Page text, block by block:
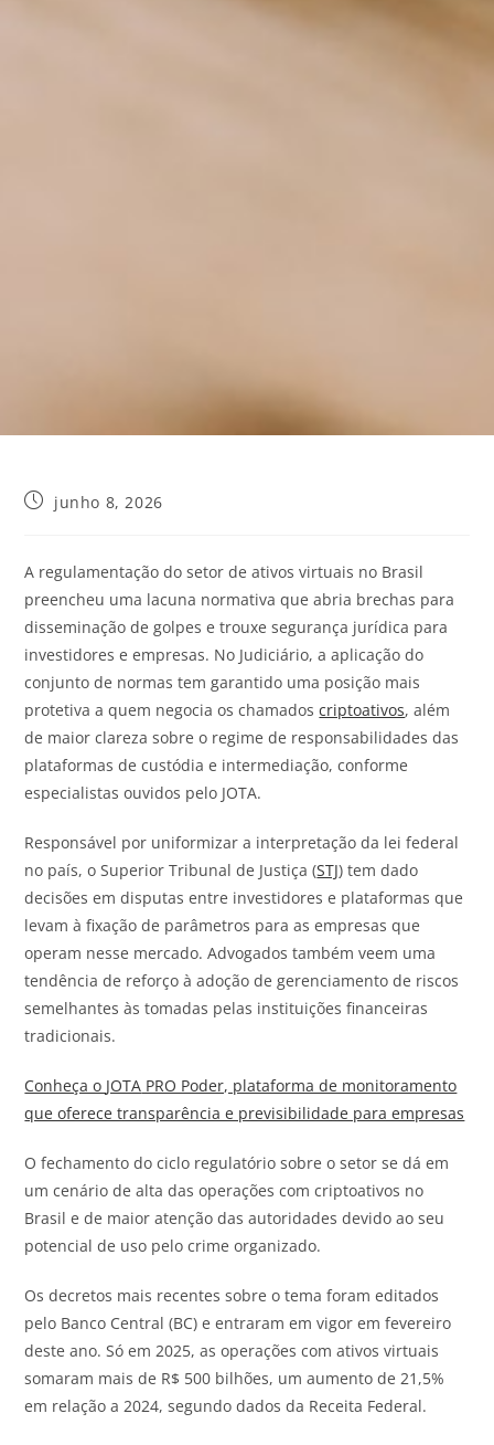
junho 8, 2026
A regulamentação do setor de ativos virtuais no Brasil
preencheu uma lacuna normativa que abria brechas para
disseminação de golpes e trouxe segurança jurídica para
investidores e empresas. No Judiciário, a aplicação do
conjunto de normas tem garantido uma posição mais
protetiva a quem negocia os chamadoscriptoativos, além
de maior clareza sobre o regime de responsabilidades das
plataformas de custódia e intermediação, conforme
especialistas ouvidos pelo JOTA.
Responsável por uniformizar a interpretação da lei federal
no país, o Superior Tribunal de Justiça (STJ) tem dado
decisões em disputas entre investidores e plataformas que
levam à fixação de parâmetros para as empresas que
operam nesse mercado. Advogados também veem uma
tendência de reforço à adoção de gerenciamento de riscos
semelhantes às tomadas pelas instituições financeiras
tradicionais.
Conheça o JOTA PRO Poder, plataforma de monitoramento
que oferece transparência e previsibilidade para empresas
O fechamento do ciclo regulatório sobre o setor se dá em
um cenário de alta das operações com criptoativos no
Brasil e de maior atenção das autoridades devido ao seu
potencial de uso pelo crime organizado.
Os decretos mais recentes sobre o tema foram editados
pelo Banco Central (BC) e entraram em vigor em fevereiro
deste ano. Só em 2025, as operações com ativos virtuais
somaram mais de R$ 500 bilhões, um aumento de 21,5%
em relação a 2024, segundo dados da Receita Federal.